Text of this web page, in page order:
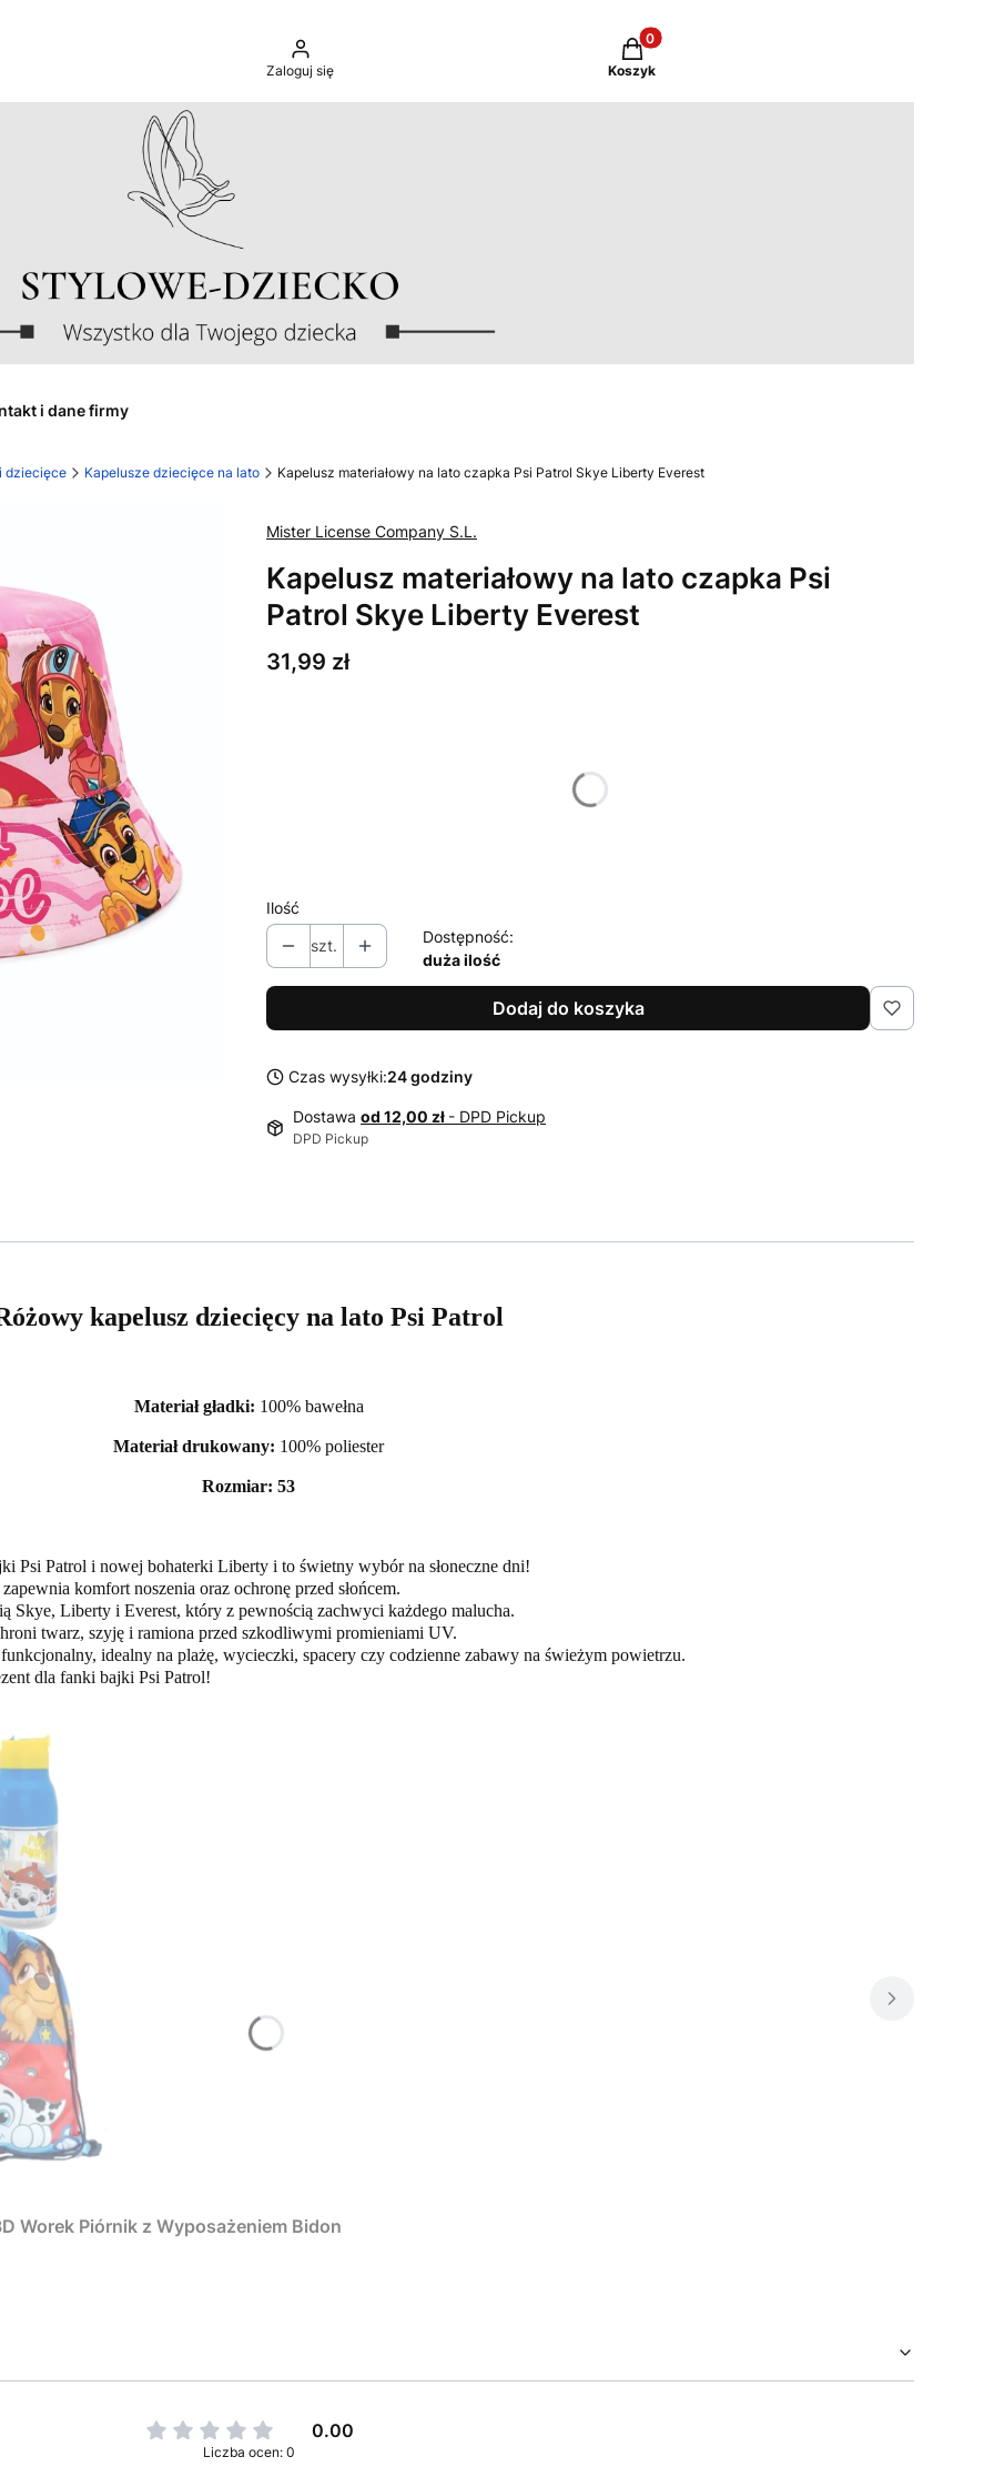
Zaloguj się
Produkty w koszyku: 0. Zobacz szczegóły
Koszyk
i dane firmy
dziecięce Kapelusze dziecięce na lato Kapelusz materiałowy na lato czapka Psi Patrol Skye Liberty Everest
Mister License Company S.L.
Kapelusz materiałowy na lato czapka Psi
Patrol Skye Liberty Everest
Cena
31,99 zł
Ilość
szt.
Dostępność:
duża ilość
Dodaj do koszyka
Czas wysyłki:24 godziny
Dostawa od 12,00 zł - DPD Pickup
DPD Pickup
kapelusz dziecięcy na lato Psi Patrol
Materiał gładki: 100% bawełna
Materiał drukowany: 100% poliester
Rozmiar: 53
Psi Patrol i nowej bohaterki Liberty i to świetny wybór na słoneczne dni!
komfort noszenia oraz ochronę przed słońcem.
Skye, Liberty i Everest, który z pewnością zachwyci każdego malucha.
twarz, szyję i ramiona przed szkodliwymi promieniami UV.
idealny na plażę, wycieczki, spacery czy codzienne zabawy na świeżym powietrzu.
dla fanki bajki Psi Patrol!
Worek Piórnik z Wyposażeniem Bidon
0.00
Liczba ocen: 0